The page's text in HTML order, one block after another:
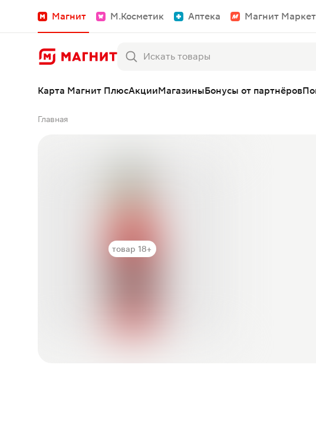
Магнит М.Косметик Аптека Магнит Маркет
Карта Магнит ПлюсАкцииМагазиныБонусы от партнёров
Главная
товар 18+